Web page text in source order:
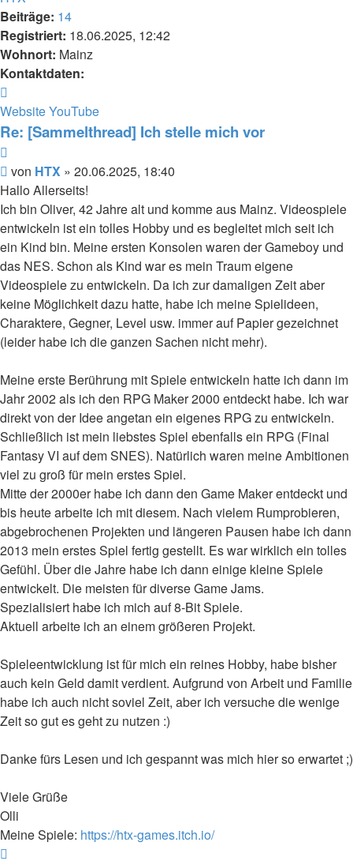
Beiträge: 14
Registriert: 18.06.2025, 12:42
Wohnort: Mainz
Kontaktdaten:
von
HTX
WebsiteYouTube
Re: [Sammelthread] Ich stelle mich vor
Beitrag
von HTX » 20.06.2025, 18:40
Hallo Allerseits!
Ich bin Oliver, 42 Jahre alt und komme aus Mainz. Videospiele
entwickeln ist ein tolles Hobby und es begleitet mich seit ich
ein Kind bin. Meine ersten Konsolen waren der Gameboy und
das NES. Schon als Kind war es mein Traum eigene
Videospiele zu entwickeln. Da ich zur damaligen Zeit aber
keine Möglichkeit dazu hatte, habe ich meine Spielideen,
Charaktere, Gegner, Level usw. immer auf Papier gezeichnet
(leider habe ich die ganzen Sachen nicht mehr).
Meine erste Berührung mit Spiele entwickeln hatte ich dann im
Jahr 2002 als ich den RPG Maker 2000 entdeckt habe. Ich war
direkt von der Idee angetan ein eigenes RPG zu entwickeln.
Schließlich ist mein liebstes Spiel ebenfalls ein RPG (Final
Fantasy VI auf dem SNES). Natürlich waren meine Ambitionen
viel zu groß für mein erstes Spiel.
Mitte der 2000er habe ich dann den Game Maker entdeckt und
bis heute arbeite ich mit diesem. Nach vielem Rumprobieren,
abgebrochenen Projekten und längeren Pausen habe ich dann
2013 mein erstes Spiel fertig gestellt. Es war wirklich ein tolles
Gefühl. Über die Jahre habe ich dann einige kleine Spiele
entwickelt. Die meisten für diverse Game Jams.
Spezialisiert habe ich mich auf 8-Bit Spiele.
Aktuell arbeite ich an einem größeren Projekt.
Spieleentwicklung ist für mich ein reines Hobby, habe bisher
auch kein Geld damit verdient. Aufgrund von Arbeit und Familie
habe ich auch nicht soviel Zeit, aber ich versuche die wenige
Zeit so gut es geht zu nutzen :)
Danke fürs Lesen und ich gespannt was mich hier so erwartet ;)
Viele Grüße
Olli
Meine Spiele: https://htx-games.itch.io/